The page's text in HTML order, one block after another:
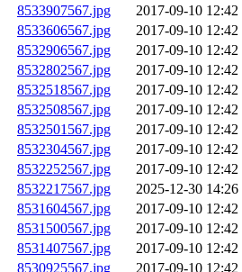
8533907567.jpg
2017-09-10 12:42
8533606567.jpg
2017-09-10 12:42
8532906567.jpg
2017-09-10 12:42
8532802567.jpg
2017-09-10 12:42
8532518567.jpg
2017-09-10 12:42
8532508567.jpg
2017-09-10 12:42
8532501567.jpg
2017-09-10 12:42
8532304567.jpg
2017-09-10 12:42
8532252567.jpg
2017-09-10 12:42
8532217567.jpg
2025-12-30 14:26
8531604567.jpg
2017-09-10 12:42
8531500567.jpg
2017-09-10 12:42
8531407567.jpg
2017-09-10 12:42
8530925567.jpg
2017-09-10 12:42